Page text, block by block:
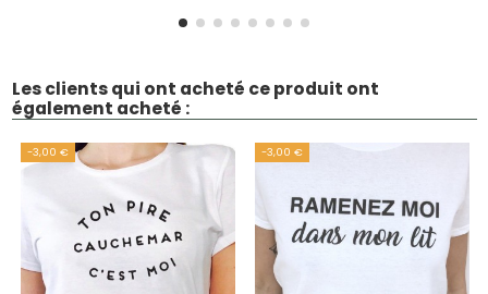
Les clients qui ont acheté ce produit ont
également acheté :
-3,00 € -3,00 €